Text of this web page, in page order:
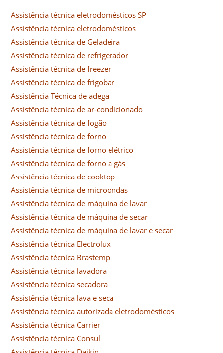
Assistência técnica eletrodomésticos SP
Assistência técnica eletrodomésticos
Assistência técnica de Geladeira
Assistência técnica de refrigerador
Assistência técnica de freezer
Assistência técnica de frigobar
Assistência Técnica de adega
Assistência técnica de ar-condicionado
Assistência técnica de fogão
Assistência técnica de forno
Assistência técnica de forno elétrico
Assistência técnica de forno a gás
Assistência técnica de cooktop
Assistência técnica de microondas
Assistência técnica de máquina de lavar
Assistência técnica de máquina de secar
Assistência técnica de máquina de lavar e secar
Assistência técnica Electrolux
Assistência técnica Brastemp
Assistência técnica lavadora
Assistência técnica secadora
Assistência técnica lava e seca
Assistência técnica autorizada eletrodomésticos
Assistência técnica Carrier
Assistência técnica Consul